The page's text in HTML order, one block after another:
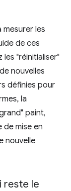
mesurer les
de ces
"réinitialiser"
nouvelles
définies pour
la
paint,
mise en
nouvelle
reste le